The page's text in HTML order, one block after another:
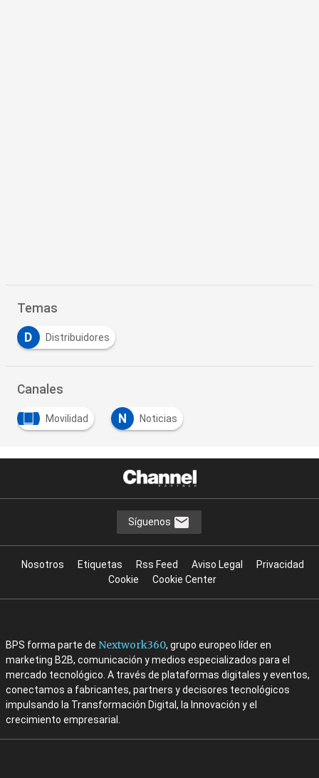
Temas
D Distribuidores
Canales
Movilidad N Noticias
Síguenos
Nosotros Etiquetas Rss Feed Aviso Legal
Privacidad
Cookie
Cookie Center
BPS forma parte de Nextwork360, grupo europeo líder en
marketing B2B, comunicación y medios especializados para el
mercado tecnológico. A través de plataformas digitales y eventos,
conectamos a fabricantes, partners y decisores tecnológicos
impulsando la Transformación Digital, la Innovación y el
crecimiento empresarial.